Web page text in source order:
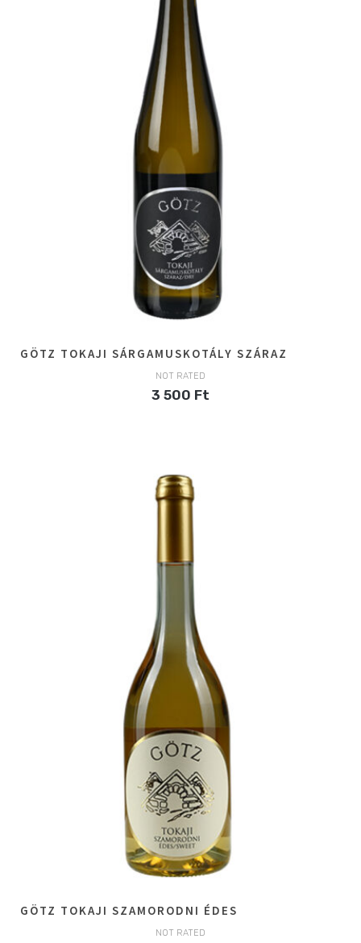
GÖTZ TOKAJI SÁRGAMUSKOTÁLY SZÁRAZ
NOT RATED
3 500 Ft
GÖTZ TOKAJI SZAMORODNI ÉDES
NOT RATED